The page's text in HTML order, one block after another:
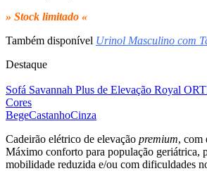
» Stock limitado «
Também disponível Urinol Masculino com
Destaque
Sofá Savannah Plus de Elevação Royal
Cores
BegeCastanhoCinza
Cadeirão elétrico de elevação premium, com
Máximo conforto para população geriátrica,
mobilidade reduzida e/ou com dificuldades